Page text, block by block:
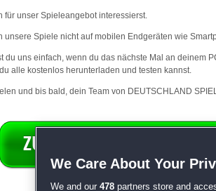
für unser Spieleangebot interessierst.
unsere Spiele nicht auf mobilen Endgeräten wie
du uns einfach, wenn du das nächste Mal an deinem
alle kostenlos herunterladen und testen kannst.
und bis bald, dein Team von DEUTSCHLAND
We Care About Your
We and our 478 partners store and